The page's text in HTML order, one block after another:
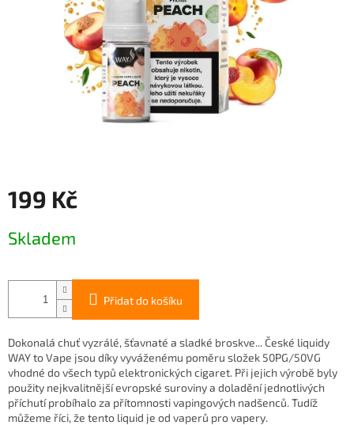
199 Kč
cena:
Skladem
Přidat do košíku
Dokonalá chuť vyzrálé, šťavnaté a sladké broskve... České liquidy
WAY to Vape jsou díky vyváženému poměru složek 50PG/50VG
vhodné do všech typů elektronických cigaret. Při jejich výrobě byly
použity nejkvalitnější evropské suroviny a doladění jednotlivých
příchutí probíhalo za přítomnosti vapingových nadšenců. Tudíž
můžeme říci, že tento liquid je od vaperů pro vapery.